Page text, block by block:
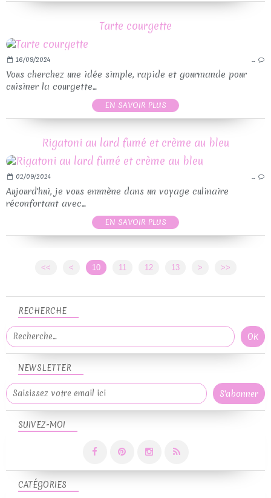
Tarte courgette
16/09/2024 …
Vous cherchez une idée simple, rapide et gourmande pour
cuisiner la courgette...
EN SAVOIR PLUS
Rigatoni au lard fumé et crème au bleu
02/09/2024 …
Aujourd'hui, je vous emmène dans un voyage culinaire
réconfortant avec...
EN SAVOIR PLUS
<< < 10 11 12 13 > >>
NEWSLETTER
SUIVEZ-MOI
RECHERCHE
CATÉGORIES